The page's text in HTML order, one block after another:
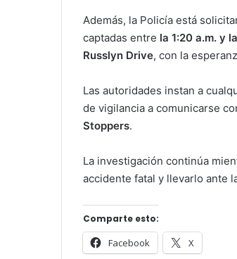
Además, la Policía está
captadas entre la 1:20 a.m. y
Russlyn Drive, con la
Las autoridades instan a
de vigilancia a comunicarse
Stoppers.
La investigación continúa
accidente fatal y llevarlo ante
Comparte esto:
Facebook X